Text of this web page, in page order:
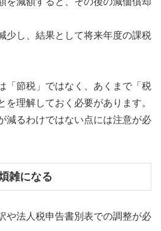
少し、結果として将来年度の課税
「節税」ではなく、あくまで「税
を理解しておく必要があります。
減るわけではない点には注意が必
雑になる
や法人税申告書別表での調整が必